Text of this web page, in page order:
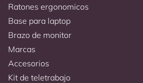
Ratones ergonomicos
Base para laptop
Brazo de monitor
Marcas
Accesorios
Kit de teletrabajo